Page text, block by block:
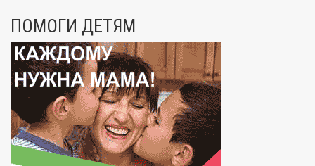
ПОМОГИ ДЕТЯМ